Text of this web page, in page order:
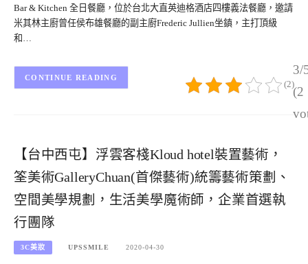
Bar & Kitchen 全日餐廳，位於台北大直英迪格酒店四樓義法餐廳，邀請
米其林主廚曾任侯布雄餐廳的副主廚Frederic Jullien坐鎮，主打頂級
和…
3/
(2
(2)
CONTINUE READING
【台中西屯】浮雲客棧Kloud hotel裝置藝術，
筌美術GalleryChuan(首傑藝術)統籌藝術策劃、
空間美學規劃，生活美學魔術師，企業首選執
行團隊
3C美妝 UPSSMILE 2020-04-30